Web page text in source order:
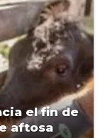
el fin de
aftosa